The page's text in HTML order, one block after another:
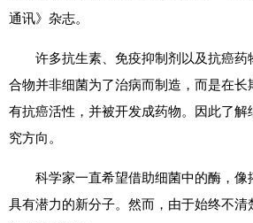
通讯》杂志。
许多抗生素、免疫抑制剂以及抗癌药
合物并非细菌为了治病而制造，而是在
有抗癌活性，并被开发成药物。因此了
究方向。
科学家一直希望借助细菌中的酶，像
具有潜力的新分子。然而，由于始终不